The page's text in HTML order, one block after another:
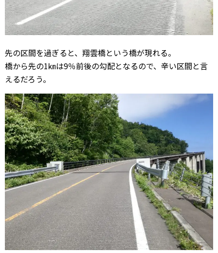
先の区間を過ぎると、翔雲橋という橋が現れる。
橋から先の1㎞は9％前後の勾配となるので、辛い区間と言
えるだろう。